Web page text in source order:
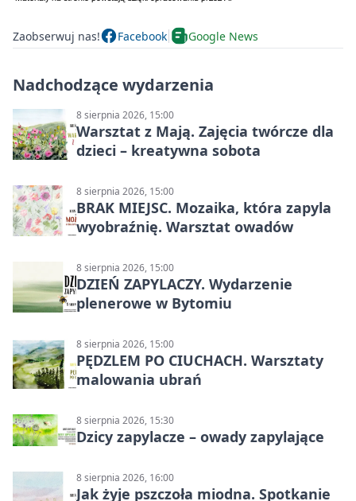
Zaobserwuj nas! Facebook Google News
Nadchodzące wydarzenia
8 sierpnia 2026, 15:00
Warsztat z Mają. Zajęcia twórcze dla
dzieci – kreatywna sobota
8 sierpnia 2026, 15:00
BRAK MIEJSC. Mozaika, która zapyla
wyobraźnię. Warsztat owadów
8 sierpnia 2026, 15:00
DZIEŃ ZAPYLACZY. Wydarzenie
plenerowe w Bytomiu
8 sierpnia 2026, 15:00
PĘDZLEM PO CIUCHACH. Warsztaty
malowania ubrań
8 sierpnia 2026, 15:30
Dzicy zapylacze – owady zapylające
8 sierpnia 2026, 16:00
Jak żyje pszczoła miodna. Spotkanie